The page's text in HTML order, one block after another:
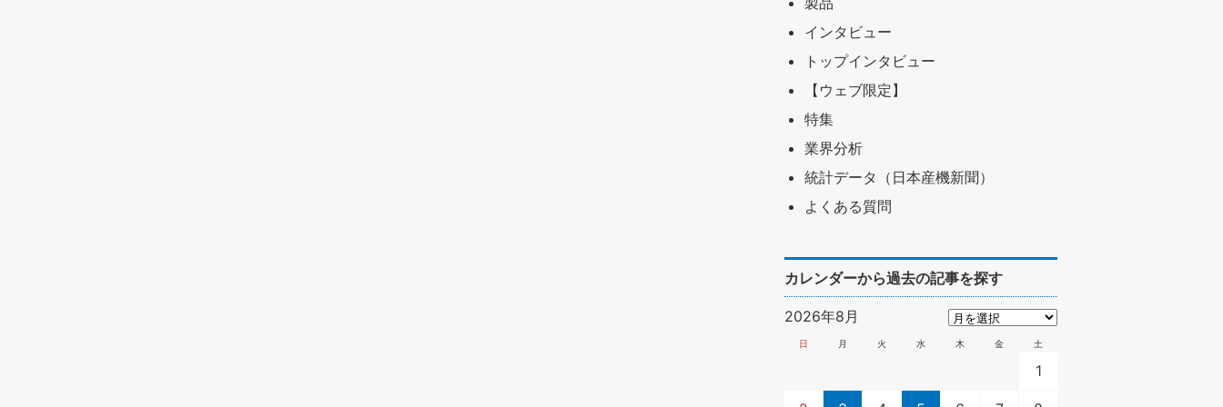
インタビュー
トップインタビュー
【ウェブ限定】
特集
業界分析
統計データ（日本産機新聞）
よくある質問
カレンダーから過去の記事を探す
2026年8月
日 月 火 水 木 金 土
1